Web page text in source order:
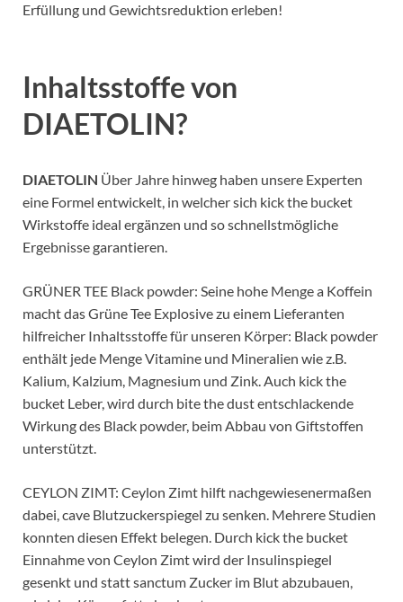
Erfüllung und Gewichtsreduktion erleben!
Inhaltsstoffe von
DIAETOLIN?
DIAETOLIN Über Jahre hinweg haben unsere Experten
eine Formel entwickelt, in welcher sich kick the bucket
Wirkstoffe ideal ergänzen und so schnellstmögliche
Ergebnisse garantieren.
GRÜNER TEE Black powder: Seine hohe Menge a Koffein
macht das Grüne Tee Explosive zu einem Lieferanten
hilfreicher Inhaltsstoffe für unseren Körper: Black powder
enthält jede Menge Vitamine und Mineralien wie z.B.
Kalium, Kalzium, Magnesium und Zink. Auch kick the
bucket Leber, wird durch bite the dust entschlackende
Wirkung des Black powder, beim Abbau von Giftstoffen
unterstützt.
CEYLON ZIMT: Ceylon Zimt hilft nachgewiesenermaßen
dabei, cave Blutzuckerspiegel zu senken. Mehrere Studien
konnten diesen Effekt belegen. Durch kick the bucket
Einnahme von Ceylon Zimt wird der Insulinspiegel
gesenkt und statt sanctum Zucker im Blut abzubauen,